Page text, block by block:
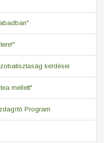
kérdései
mellett"
Program